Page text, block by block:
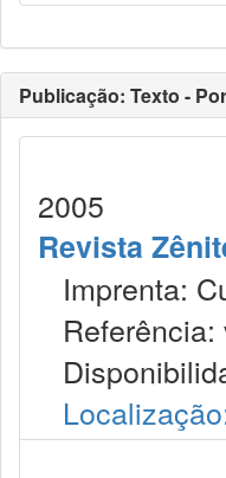
Publicação: Texto -
2005
Revista
Imprenta:
Referência: